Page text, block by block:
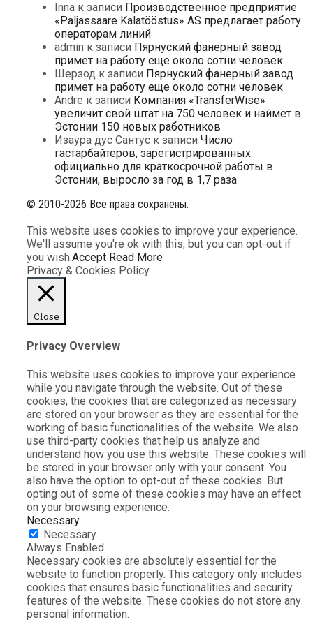
Inna к записи Производственное предприятие
«Paljassaare Kalatööstus» AS предлагает работу
операторам линий
admin к записи Пярнуский фанерный завод
примет на работу еще около сотни человек
Шерзод к записи Пярнуский фанерный завод
примет на работу еще около сотни человек
Andre к записи Компания «TransferWise»
увеличит свой штат на 750 человек и наймет в
Эстонии 150 новых работников
Изаура дус Сантус к записи Число
гастарбайтеров, зарегистрированных
официально для краткосрочной работы в
Эстонии, выросло за год в 1,7 раза
© 2010-2026 Все права сохранены.
This website uses cookies to improve your experience.
We'll assume you're ok with this, but you can opt-out if
you wish.Accept Read More
Privacy & Cookies Policy
Close
Privacy Overview
This website uses cookies to improve your experience
while you navigate through the website. Out of these
cookies, the cookies that are categorized as necessary
are stored on your browser as they are essential for the
working of basic functionalities of the website. We also
use third-party cookies that help us analyze and
understand how you use this website. These cookies will
be stored in your browser only with your consent. You
also have the option to opt-out of these cookies. But
opting out of some of these cookies may have an effect
on your browsing experience.
Necessary
Necessary
Always Enabled
Necessary cookies are absolutely essential for the
website to function properly. This category only includes
cookies that ensures basic functionalities and security
features of the website. These cookies do not store any
personal information.